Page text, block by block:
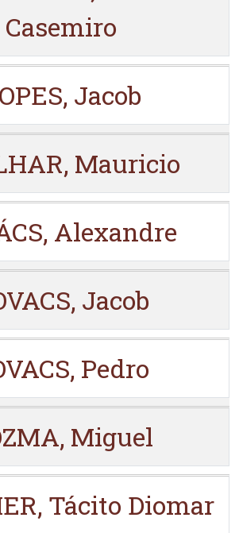
Casemiro
Jacob
Mauricio
Alexandre
Jacob
Pedro
Miguel
Tácito Diomar